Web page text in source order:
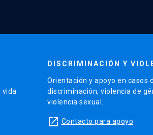
vida
DISCRIMINACIÓN Y
Orientación y apoyo en casos
discriminación, violencia de
violencia sexual.
launch Contacto para apoyo